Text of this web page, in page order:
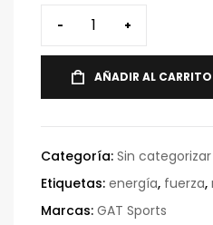
- +
AÑADIR AL CARRITO
Categoría: Sin categorizar
Etiquetas: energía, fuerza,
Marcas: GAT Sports